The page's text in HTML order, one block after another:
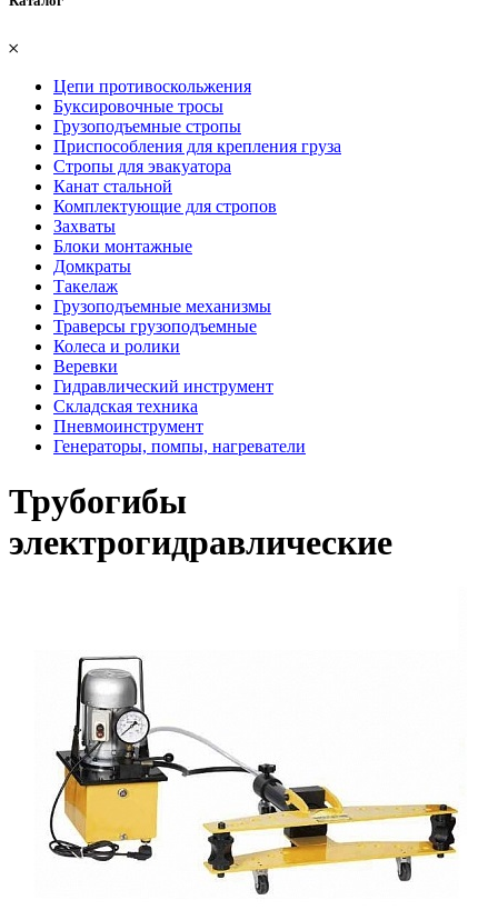
𐄂
Цепи противоскольжения
Буксировочные тросы
Грузоподъемные стропы
Приспособления для крепления груза
Стропы для эвакуатора
Канат стальной
Комплектующие для стропов
Захваты
Блоки монтажные
Домкраты
Такелаж
Грузоподъемные механизмы
Траверсы грузоподъемные
Колеса и ролики
Веревки
Гидравлический инструмент
Складская техника
Пневмоинструмент
Генераторы, помпы, нагреватели
Трубогибы
электрогидравлические